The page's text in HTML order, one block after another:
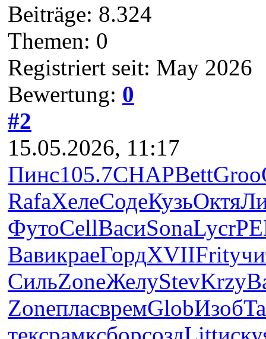
Beiträge: 8.324
Themen: 0
Registriert seit: May 2026
Bewertung: 0
#2
15.05.2026, 11:17
Пинс105.7CHAPBettGroo
RafaХелеСодеКузьОктя
ФутоCellВасиSonaLycr
ВавикраеГордXVIIFrit
СильZoneЖелуStevKrzy
ZoneпласвремGlobИзоб